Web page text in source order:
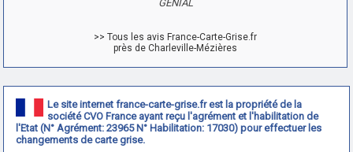
GENIAL
>> Tous les avis France-Carte-Grise.fr
près de Charleville-Mézières
Le site internet france-carte-grise.fr est la propriété de la
société CVO France ayant reçu l'agrément et l'habilitation de
l'Etat (N° Agrément: 23965 N° Habilitation: 17030) pour effectuer les
changements de carte grise.